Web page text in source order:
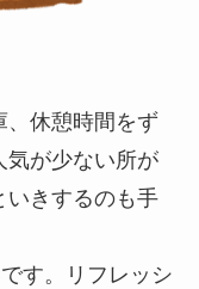
、休憩時間をず
気が少ない所が
いきするのも手
す。リフレッシ